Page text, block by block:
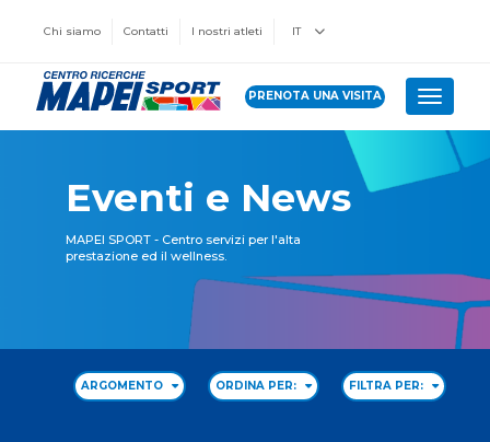
Chi siamo Contatti I nostri atleti IT
PRENOTA UNA VISITA Toggle
Eventi e News
MAPEI SPORT - Centro servizi per l'alta
prestazione ed il wellness.
ARGOMENTO ORDINA PER: FILTRA PER: